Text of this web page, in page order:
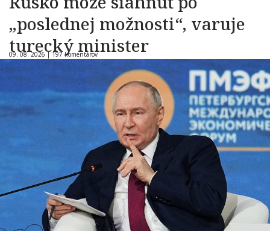
„poslednej možnosti“, varuje
turecký minister
09. 08. 2026 |197 komentárov